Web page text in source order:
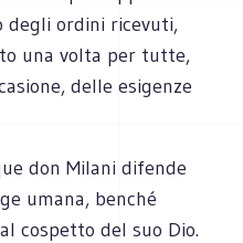
degli ordini ricevuti,
una volta per tutte,
delle esigenze
don Milani difende
umana, benché
cospetto del suo Dio.